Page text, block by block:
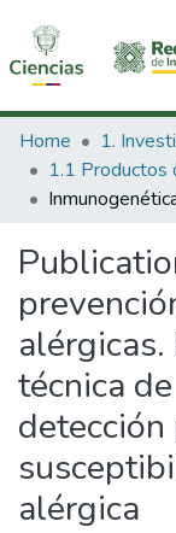
Communities &
All of DSpace
Home
alérgicas.
técnica
alérgica